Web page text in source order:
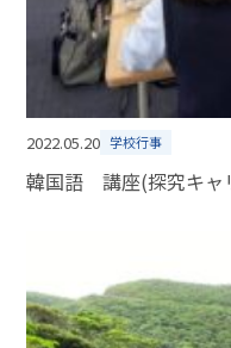
2022.05.20 学校行事
韓国語 講座(探究キャ